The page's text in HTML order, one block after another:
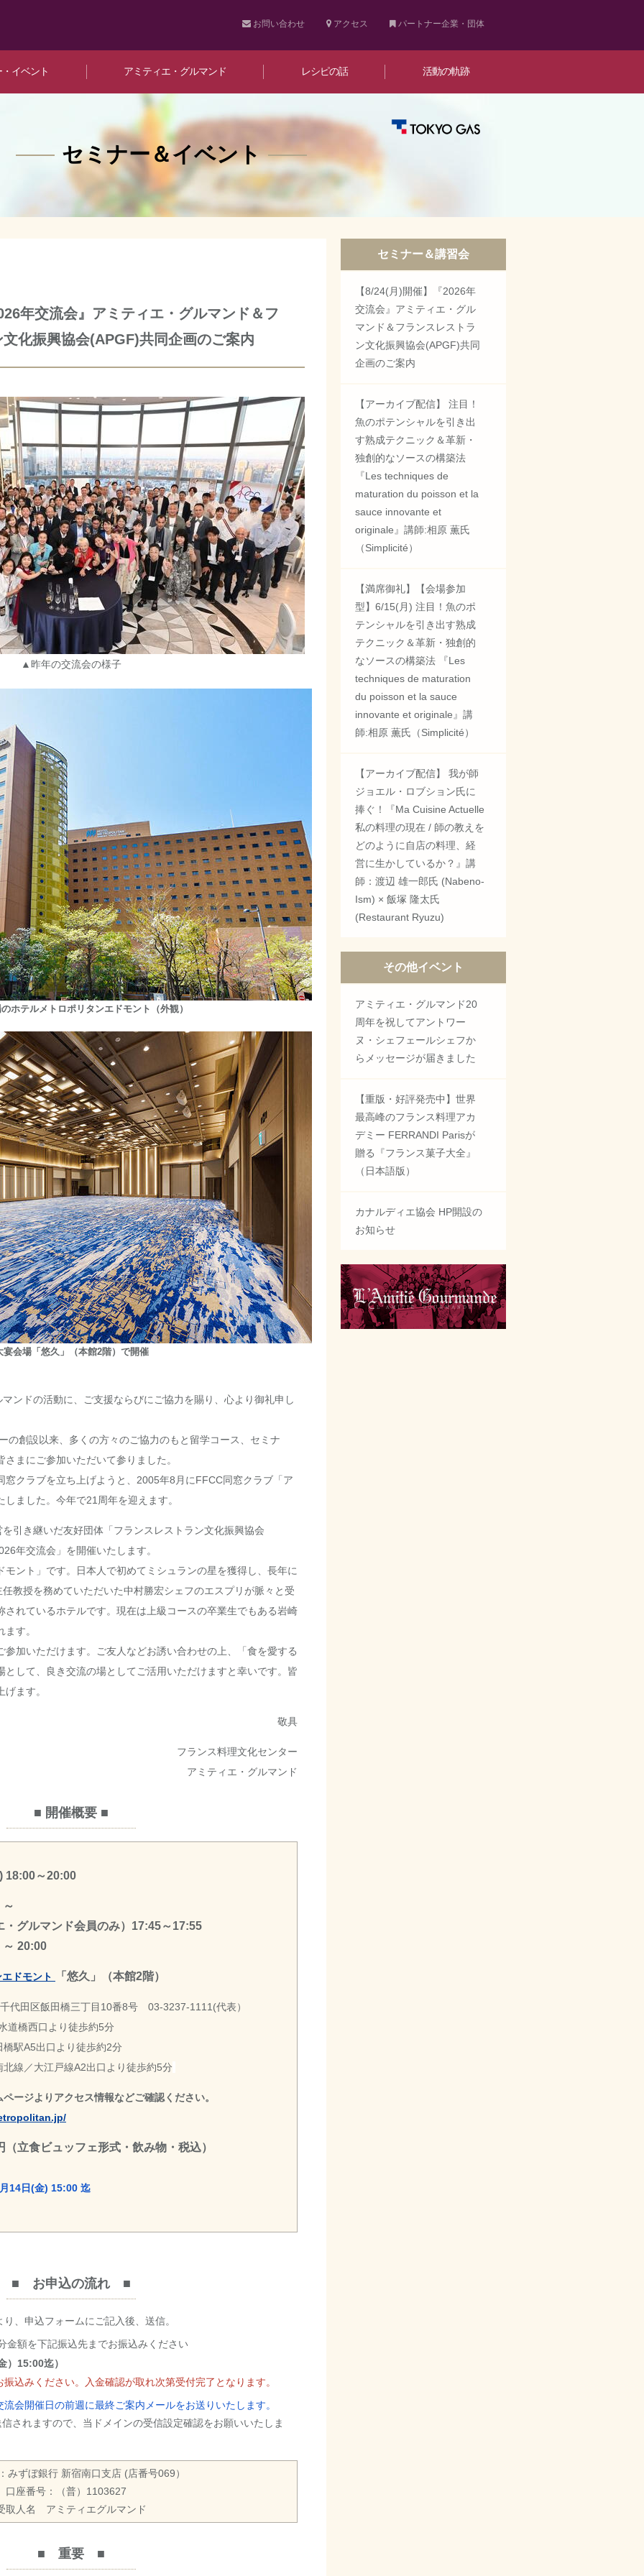
お問い合わせ アクセス パートナー企業・団体
イベント アミティエ・グルマンド レシピの話 活動の軌跡
セミナー＆イベント
年交流会』アミティエ・グルマンド＆フ
化振興協会(APGF)共同企画のご案内
▲昨年の交流会の様子
ホテルメトロポリタンエドモント（外観）
宴会場「悠久」（本館2階）で開催
ンドの活動に、ご支援ならびにご協力を賜り、心より御礼申し
の創設以来、多くの方々のご協力のもと留学コース、セミナ
まにご参加いただいて参りました。
窓クラブを立ち上げようと、2005年8月にFFCC同窓クラブ「ア
ました。今年で21周年を迎えます。
引き継いだ友好団体「フランスレストラン文化振興協会
年交流会」を開催いたします。
ント」です。日本人で初めてミシュランの星を獲得し、長年に
教授を務めていただいた中村勝宏シェフのエスプリが脈々と受
されているホテルです。現在は上級コースの卒業生でもある岩崎
す。
加いただけます。ご友人などお誘い合わせの上、「食を愛する
して、良き交流の場としてご活用いただけますと幸いです。皆
ます。
敬具
フランス料理文化センター
アミティエ・グルマンド
■ 開催概要 ■
18:00～20:00
・グルマンド会員のみ）17:45～17:55
20:00
ドモント 「悠久」（本館2階）
代田区飯田橋三丁目10番8号 03-3237-1111(代表）
道橋西口より徒歩約5分
駅A5出口より徒歩約2分
線／大江戸線A2出口より徒歩約5分
ージよりアクセス情報などご確認ください。
立食ビュッフェ形式・飲み物・税込）
14日(金) 15:00 迄
■ お申込の流れ ■
、申込フォームにご記入後、送信。
金額を下記振込先までお振込みください
）15:00迄）
込みください。入金確認が取れ次第受付完了となります。
流会開催日の前週に最終ご案内メールをお送りいたします。
されますので、当ドメインの受信設定確認をお願いいたしま
みずぼ銀行 新宿南口支店 (店番号069）
口座番号：（普）1103627
取人名 アミティエグルマンド
■ 重要 ■
セミナー＆講習会
【8/24(月)開催】『2026年
交流会』アミティエ・グル
マンド＆フランスレストラ
ン文化振興協会(APGF)共同
企画のご案内
【アーカイブ配信】 注目！
魚のポテンシャルを引き出
す熟成テクニック＆革新・
独創的なソースの構築法
『Les techniques de
maturation du poisson et la
sauce innovante et
originale』講師:相原 薫氏
（Simplicité）
【満席御礼】【会場参加
型】6/15(月) 注目！魚のポ
テンシャルを引き出す熟成
テクニック＆革新・独創的
なソースの構築法 『Les
techniques de maturation
du poisson et la sauce
innovante et originale』講
師:相原 薫氏（Simplicité）
【アーカイブ配信】 我が師
ジョエル・ロブション氏に
捧ぐ！『Ma Cuisine Actuelle
私の料理の現在 / 師の教えを
どのように自店の料理、経
営に生かしているか？』講
師：渡辺 雄一郎氏 (Nabeno-
Ism) × 飯塚 隆太氏
(Restaurant Ryuzu)
その他イベント
アミティエ・グルマンド20
周年を祝してアントワー
ヌ・シェフェールシェフか
らメッセージが届きました
【重版・好評発売中】世界
最高峰のフランス料理アカ
デミー FERRANDI Parisが
贈る『フランス菓子大全』
（日本語版）
カナルディエ協会 HP開設の
お知らせ